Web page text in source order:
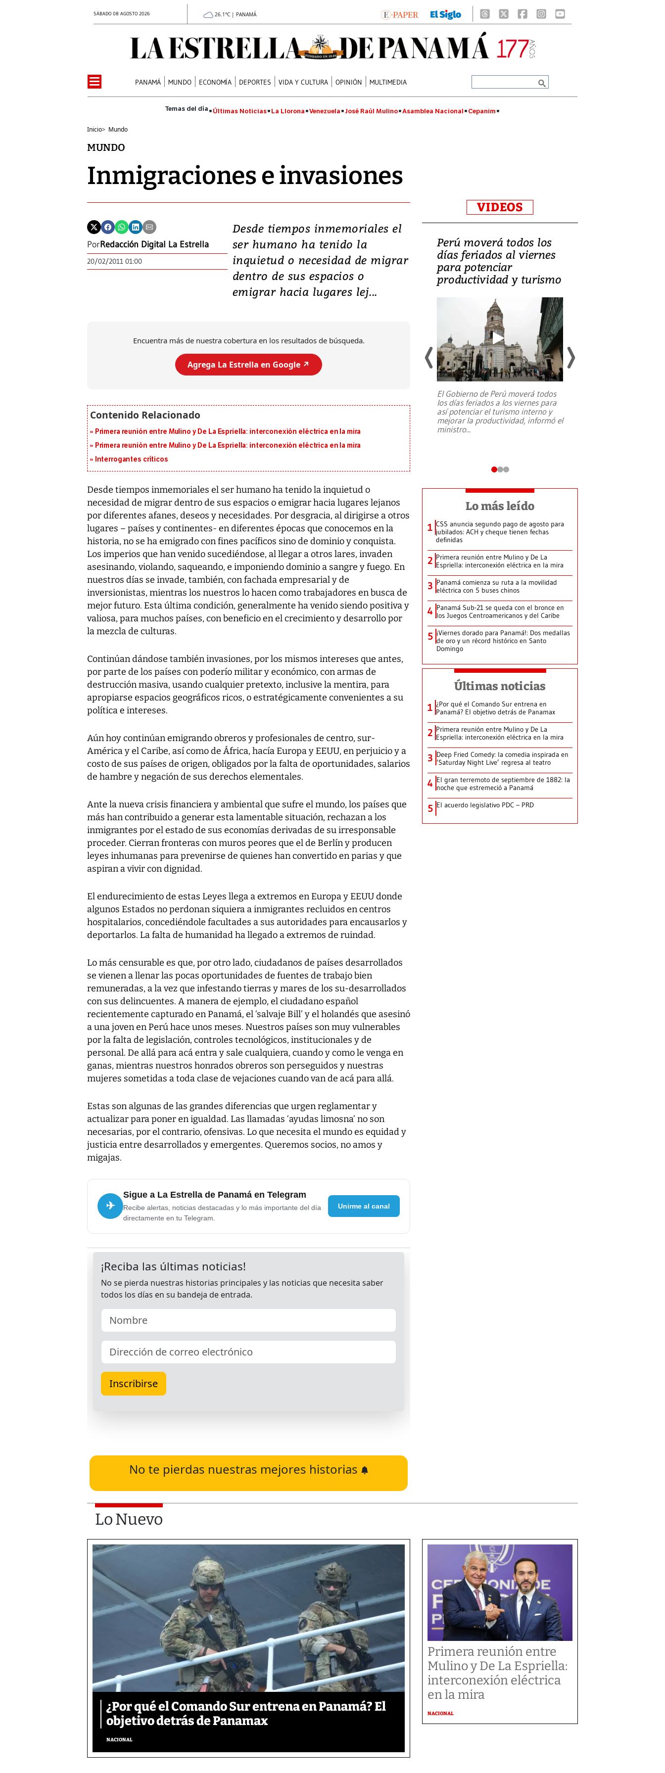
SÁBADO 08 AGOSTO 2026 26.1°C | PANAMÁ
PANAMÁ MUNDO ECONOMÍA DEPORTES VIDA Y CULTURA OPINIÓN MULTIMEDIA
Últimas Noticias La Llorona Venezuela José Raúl Mulino Asamblea Nacional Cepanim
Inicio> Mundo
MUNDO
Inmigraciones e invasiones
PorRedacción Digital La Estrella
20/02/2011 01:00
Desde tiempos inmemoriales el
ser humano ha tenido la
inquietud o necesidad de migrar
dentro de sus espacios o
emigrar hacia lugares lej...
Encuentra más de nuestra cobertura en los resultados de búsqueda.
Agrega La Estrella en Google ↗️
Primera reunión entre Mulino y De La Espriella: interconexión eléctrica en la mira
Primera reunión entre Mulino y De La Espriella: interconexión eléctrica en la mira
Interrogantes críticos
Desde tiempos inmemoriales el ser humano ha tenido la inquietud o
necesidad de migrar dentro de sus espacios o emigrar hacia lugares lejanos
por diferentes afanes, deseos y necesidades. Por desgracia, al dirigirse a otros
lugares – países y continentes- en diferentes épocas que conocemos en la
historia, no se ha emigrado con fines pacíficos sino de dominio y conquista.
Los imperios que han venido sucediéndose, al llegar a otros lares, invaden
asesinando, violando, saqueando, e imponiendo dominio a sangre y fuego. En
nuestros días se invade, también, con fachada empresarial y de
inversionistas, mientras los nuestros lo hacen como trabajadores en busca de
mejor futuro. Esta última condición, generalmente ha venido siendo positiva y
valiosa, para muchos países, con beneficio en el crecimiento y desarrollo por
la mezcla de culturas.
Continúan dándose también invasiones, por los mismos intereses que antes,
por parte de los países con poderío militar y económico, con armas de
destrucción masiva, usando cualquier pretexto, inclusive la mentira, para
apropiarse espacios geográficos ricos, o estratégicamente convenientes a su
política e intereses.
Aún hoy continúan emigrando obreros y profesionales de centro, sur-
América y el Caribe, así como de África, hacía Europa y EEUU, en perjuicio y a
costo de sus países de origen, obligados por la falta de oportunidades, salarios
de hambre y negación de sus derechos elementales.
Ante la nueva crisis financiera y ambiental que sufre el mundo, los países que
más han contribuido a generar esta lamentable situación, rechazan a los
inmigrantes por el estado de sus economías derivadas de su irresponsable
proceder. Cierran fronteras con muros peores que el de Berlín y producen
leyes inhumanas para prevenirse de quienes han convertido en parias y que
aspiran a vivir con dignidad.
El endurecimiento de estas Leyes llega a extremos en Europa y EEUU donde
algunos Estados no perdonan siquiera a inmigrantes recluidos en centros
hospitalarios, concediéndole facultades a sus autoridades para encausarlos y
deportarlos. La falta de humanidad ha llegado a extremos de ruindad.
Lo más censurable es que, por otro lado, ciudadanos de países desarrollados
se vienen a llenar las pocas oportunidades de fuentes de trabajo bien
remuneradas, a la vez que infestando tierras y mares de los su-desarrollados
con sus delincuentes. A manera de ejemplo, el ciudadano español
recientemente capturado en Panamá, el ‘salvaje Bill’ y el holandés que asesinó
a una joven en Perú hace unos meses. Nuestros países son muy vulnerables
por la falta de legislación, controles tecnológicos, institucionales y de
personal. De allá para acá entra y sale cualquiera, cuando y como le venga en
ganas, mientras nuestros honrados obreros son perseguidos y nuestras
mujeres sometidas a toda clase de vejaciones cuando van de acá para allá.
Estas son algunas de las grandes diferencias que urgen reglamentar y
actualizar para poner en igualdad. Las llamadas ‘ayudas limosna’ no son
necesarias, por el contrario, ofensivas. Lo que necesita el mundo es equidad y
justicia entre desarrollados y emergentes. Queremos socios, no amos y
migajas.
✈
Sigue a La Estrella de Panamá en Telegram
Recibe alertas, noticias destacadas y lo más importante del día
directamente en tu Telegram.
Unirme al canal
No te pierdas nuestras mejores historias
VIDEOS
Video: Lula lanza su
candidatura con
promesas de inversión
en defensa, educación y
tierras raras
Entre recuerdos y escuetas
da Silva, oficializó este domingo su
candidatura...
Perú moverá todos los
días feriados al viernes
para potenciar
productividad y turismo
El Gobierno de Perú moverá todos
los días feriados a los viernes para
así potenciar el turismo interno y
mejorar la productividad, informó el
ministro...
Lo más leído
1 CSS anuncia segundo pago de agosto para
jubilados: ACH y cheque tienen fechas
definidas
2 Primera reunión entre Mulino y De La
Espriella: interconexión eléctrica en la mira
3 Panamá comienza su ruta a la movilidad
eléctrica con 5 buses chinos
4 Panamá Sub-21 se queda con el bronce en
los Juegos Centroamericanos y del Caribe
5 ¡Viernes dorado para Panamá!: Dos medallas
de oro y un récord histórico en Santo
Domingo
Últimas noticias
1 ¿Por qué el Comando Sur entrena en
Panamá? El objetivo detrás de Panamax
2 Primera reunión entre Mulino y De La
Espriella: interconexión eléctrica en la mira
3 Deep Fried Comedy: la comedia inspirada en
‘Saturday Night Live’ regresa al teatro
4 El gran terremoto de septiembre de 1882: la
noche que estremeció a Panamá
5 El acuerdo legislativo PDC – PRD
Lo Nuevo
¿Por qué el Comando Sur entrena en Panamá? El
objetivo detrás de Panamax
NACIONAL
Primera reunión entre
Mulino y De La Espriella:
interconexión eléctrica
en la mira
NACIONAL